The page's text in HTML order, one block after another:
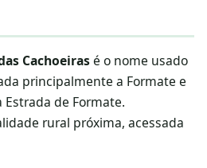
Cachoeirasé o nome usado
principalmente a Formate e
Estrada de Formate.
rural próxima, acessada